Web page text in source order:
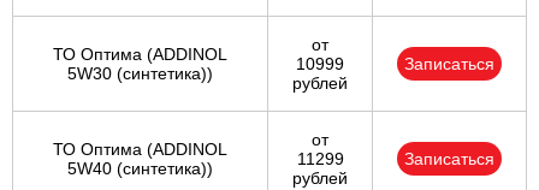
ТО Оптима (ADDINOL
5W30 (синтетика))
от
10999
рублей
Записаться
ТО Оптима (ADDINOL
5W40 (синтетика))
от
11299
рублей
Записаться